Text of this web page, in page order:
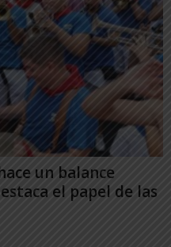
un balance
el papel de las